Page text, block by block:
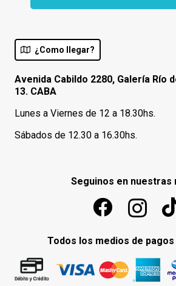
¿Como llegar?
Avenida Cabildo 2280, Galería Río
13. CABA
Lunes a Viernes de 12 a 18.30hs.
Sábados de 12.30 a 16.30hs.
Seguinos en nuestras
Todos los medios de